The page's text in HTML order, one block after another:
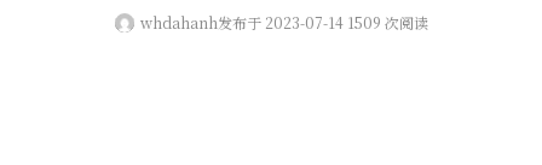
whdahanh发布于 2023-07-14 1509 次阅读